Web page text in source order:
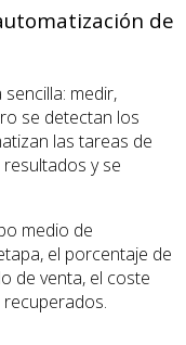
de
medir,
se detectan los
las tareas de
y se
medio de
el porcentaje de
de venta, el coste